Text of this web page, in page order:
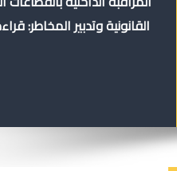
القانونية وتدبير المخاطر: قراءة في